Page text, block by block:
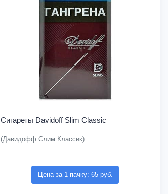
Сигареты Davidoff Slim Classic
(Давидофф Слим Классик)
Цена за 1 пачку: 65 руб.